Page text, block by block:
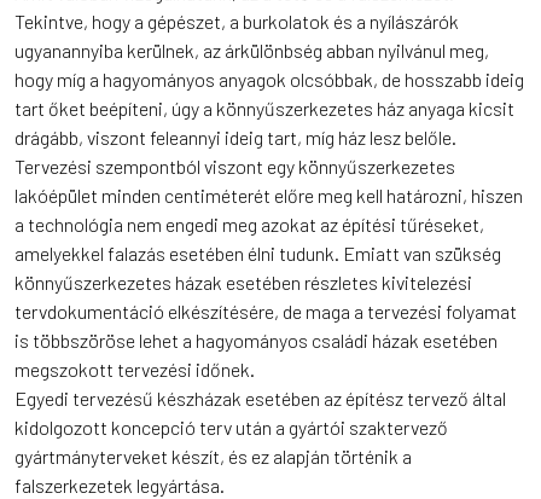
Tekintve, hogy a gépészet, a burkolatok és a nyílászárók
ugyanannyiba kerülnek, az árkülönbség abban nyilvánul meg,
hogy míg a hagyományos anyagok olcsóbbak, de hosszabb ideig
tart őket beépíteni, úgy a könnyűszerkezetes ház anyaga kicsit
drágább, viszont feleannyi ideig tart, míg ház lesz belőle.
Tervezési szempontból viszont egy könnyűszerkezetes
lakóépület minden centiméterét előre meg kell határozni, hiszen
a technológia nem engedi meg azokat az építési tűréseket,
amelyekkel falazás esetében élni tudunk. Emiatt van szükség
könnyűszerkezetes házak esetében részletes kivitelezési
tervdokumentáció elkészítésére, de maga a tervezési folyamat
is többszöröse lehet a hagyományos családi házak esetében
megszokott tervezési időnek.
Egyedi tervezésű készházak esetében az építész tervező által
kidolgozott koncepció terv után a gyártói szaktervező
gyártmányterveket készít, és ez alapján történik a
falszerkezetek legyártása.